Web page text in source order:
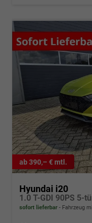
ab 390,– € mtl.
Hyundai i20
sofort lieferbar Fahrzeug